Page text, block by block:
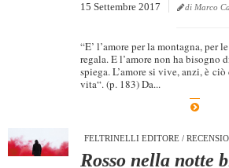
15 Settembre 2017 di Marco
“E’ l’amore per la montagna, per
regala. E l’amore non ha bisogno
spiega. L’amore si vive, anzi, è ciò
vita“. (p. 183) Da...
FELTRINELLI EDITORE/
Rosso nella notte